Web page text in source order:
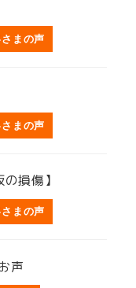
まの声
まの声
損傷】
まの声
声